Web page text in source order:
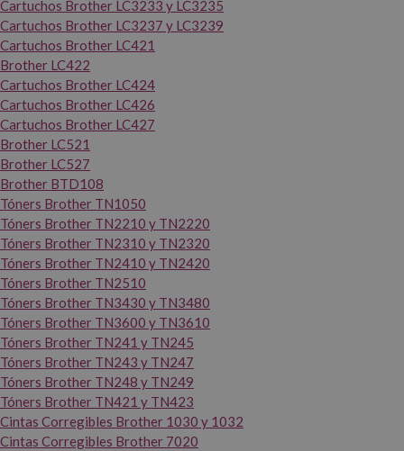
Cartuchos Brother LC3233 y LC3235
Cartuchos Brother LC3237 y LC3239
Cartuchos Brother LC421
Brother LC422
Cartuchos Brother LC424
Cartuchos Brother LC426
Cartuchos Brother LC427
Brother LC521
Brother LC527
Brother BTD108
Tóners Brother TN1050
Tóners Brother TN2210 y TN2220
Tóners Brother TN2310 y TN2320
Tóners Brother TN2410 y TN2420
Tóners Brother TN2510
Tóners Brother TN3430 y TN3480
Tóners Brother TN3600 y TN3610
Tóners Brother TN241 y TN245
Tóners Brother TN243 y TN247
Tóners Brother TN248 y TN249
Tóners Brother TN421 y TN423
Cintas Corregibles Brother 1030 y 1032
Cintas Corregibles Brother 7020